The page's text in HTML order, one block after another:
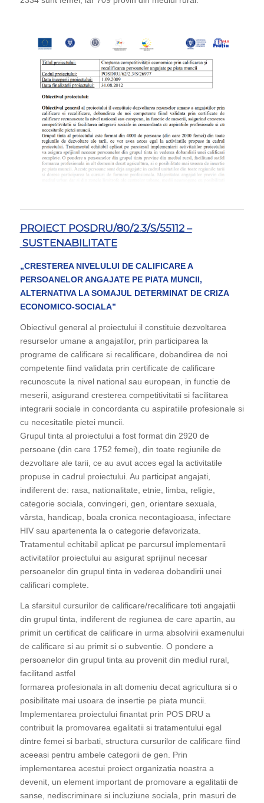
PROIECT POSDRU/80/2.3/S/55112 –
SUSTENABILITATE
„CRESTEREA NIVELULUI DE CALIFICARE A
PERSOANELOR ANGAJATE PE PIATA MUNCII,
ALTERNATIVA LA SOMAJUL DETERMINAT DE CRIZA
ECONOMICO-SOCIALA”
Obiectivul general al proiectului il constituie dezvoltarea
resurselor umane a angajatilor, prin participarea la
programe de calificare si recalificare, dobandirea de noi
competente fiind validata prin certificate de calificare
recunoscute la nivel national sau european, in functie de
meserii, asigurand cresterea competitivitatii si facilitarea
integrarii sociale in concordanta cu aspiratiile profesionale si
cu necesitatile pietei muncii.
Grupul tinta al proiectului a fost format din 2920 de
persoane (din care 1752 femei), din toate regiunile de
dezvoltare ale tarii, ce au avut acces egal la activitatile
propuse in cadrul proiectului. Au participat angajati,
indiferent de: rasa, nationalitate, etnie, limba, religie,
categorie sociala, convingeri, gen, orientare sexuala,
vârsta, handicap, boala cronica necontagioasa, infectare
HIV sau apartenenta la o categorie defavorizata.
Tratamentul echitabil aplicat pe parcursul implementarii
activitatilor proiectului au asigurat sprijinul necesar
persoanelor din grupul tinta in vederea dobandirii unei
calificari complete.
La sfarsitul cursurilor de calificare/recalificare toti angajatii
din grupul tinta, indiferent de regiunea de care apartin, au
primit un certificat de calificare in urma absolvirii examenului
de calificare si au primit si o subventie. O pondere a
persoanelor din grupul tinta au provenit din mediul rural,
facilitand astfel
formarea profesionala in alt domeniu decat agricultura si o
posibilitate mai usoara de insertie pe piata muncii.
Implementarea proiectului finantat prin POS DRU a
contribuit la promovarea egalitatii si tratamentului egal
dintre femei si barbati, structura cursurilor de calificare fiind
aceeasi pentru ambele categorii de gen. Prin
implementarea acestui proiect organizatia noastra a
devenit, un element important de promovare a egalitatii de
sanse, nediscriminare si incluziune sociala, prin masuri de